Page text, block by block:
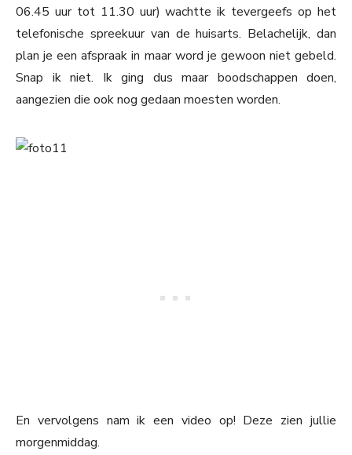
06.45 uur tot 11.30 uur) wachtte ik tevergeefs op het
telefonische spreekuur van de huisarts. Belachelijk, dan
plan je een afspraak in maar word je gewoon niet gebeld.
Snap ik niet. Ik ging dus maar boodschappen doen,
aangezien die ook nog gedaan moesten worden.
En vervolgens nam ik een video op! Deze zien jullie
morgenmiddag.